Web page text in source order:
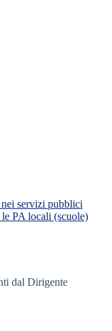
servizi pubblici
PA locali (scuole)
dal Dirigente